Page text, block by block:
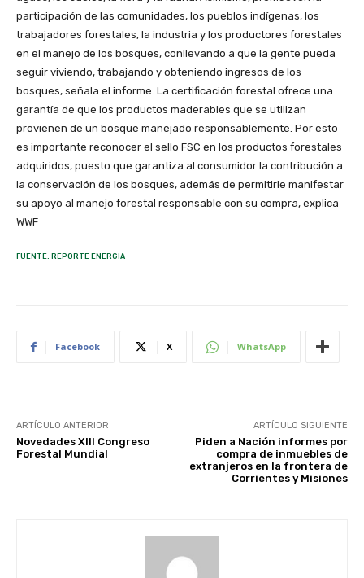
participación de las comunidades, los pueblos indígenas, los
trabajadores forestales, la industria y los productores forestales
en el manejo de los bosques, conllevando a que la gente pueda
seguir viviendo, trabajando y obteniendo ingresos de los
bosques, señala el informe. La certificación forestal ofrece una
garantía de que los productos maderables que se utilizan
provienen de un bosque manejado responsablemente. Por esto
es importante reconocer el sello FSC en los productos forestales
adquiridos, puesto que garantiza al consumidor la contribución a
la conservación de los bosques, además de permitirle manifestar
su apoyo al manejo forestal responsable con su compra, explica
WWF
FUENTE: REPORTE ENERGIA
Facebook X WhatsApp
ARTÍCULO ANTERIOR
Novedades XIII Congreso
Forestal Mundial
ARTÍCULO SIGUIENTE
Piden a Nación informes por
compra de inmuebles de
extranjeros en la frontera de
Corrientes y Misiones